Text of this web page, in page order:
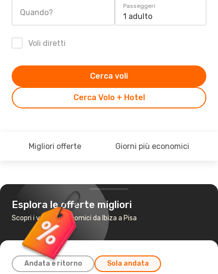
Quando?
Passeggeri
1 adulto
Voli diretti
Cerca Volo + Hotel
Cerca voli
Migliori offerte Giorni più economici
Esplora le offerte migliori
Scopri i voli più economici da Ibiza a Pisa
Andata e ritorno Sola andata